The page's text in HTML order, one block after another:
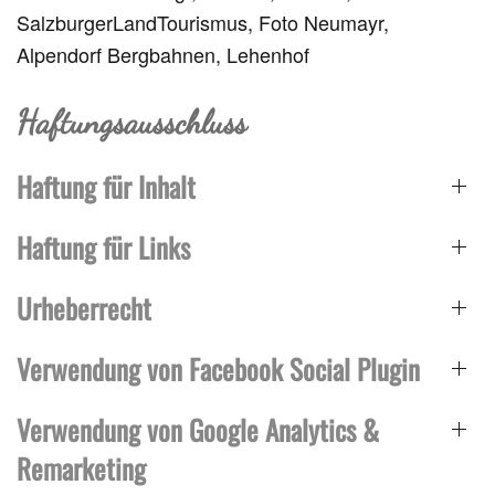
SalzburgerLandTourismus, Foto Neumayr,
Alpendorf Bergbahnen, Lehenhof
Haftungsausschluss
Haftung für Inhalt
Haftung für Links
Urheberrecht
Verwendung von Facebook Social Plugin
Verwendung von Google Analytics &
Remarketing